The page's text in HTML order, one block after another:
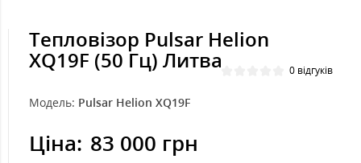
Тепловізор Pulsar Helion
XQ19F (50 Гц) Литва 0 відгуків
Модель: Pulsar Helion XQ19F
Ціна: 83 000 грн